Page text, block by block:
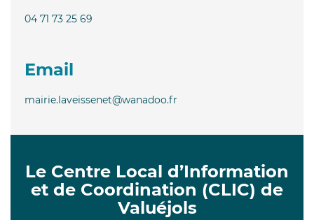
04 71 73 25 69
Email
mairie.laveissenet@wanadoo.fr
Le Centre Local d’Information
et de Coordination (CLIC) de
Valuéjols